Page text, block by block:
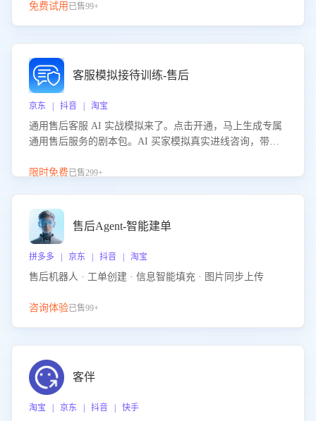
免费试用 已售99+
客服模拟接待训练-售后
京东 | 抖音 | 淘宝
通用售后客服 AI 实战模拟来了。点击开通，马上生成专属
通用售后服务的剧本包。AI 买家模拟真实进线咨询，带您
的应对要点，轻松提升服务能力。
限时免费已售299+
售后Agent-智能建单
拼多多 | 京东 | 抖音 | 淘宝
售后机器人 · 工单创建 · 信息智能填充 · 图片同步上传
咨询体验已售99+
客伴
淘宝 | 京东 | 抖音 | 快手